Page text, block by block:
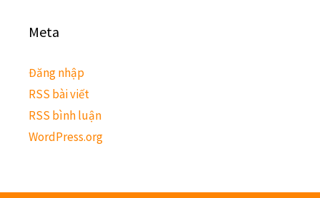
Meta
Đăng nhập
RSS bài viết
RSS bình luận
WordPress.org